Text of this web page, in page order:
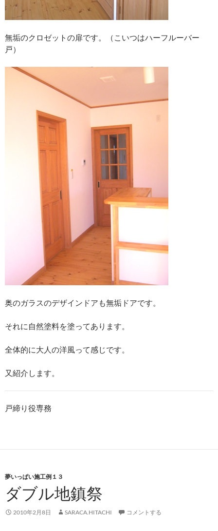
無垢のクロゼットの扉です。（こいつはハーフルーバー
戸）
奥のガラスのデザインドアも無垢ドアです。
それに自然塗料を塗ってあります。
全体的に大人の洋風って感じです。
又紹介します。
戸締り役専務
夢いっぱい施工例１３
ダブル地鎮祭
2010年2月8日 SARACA.HITACHI コメントする